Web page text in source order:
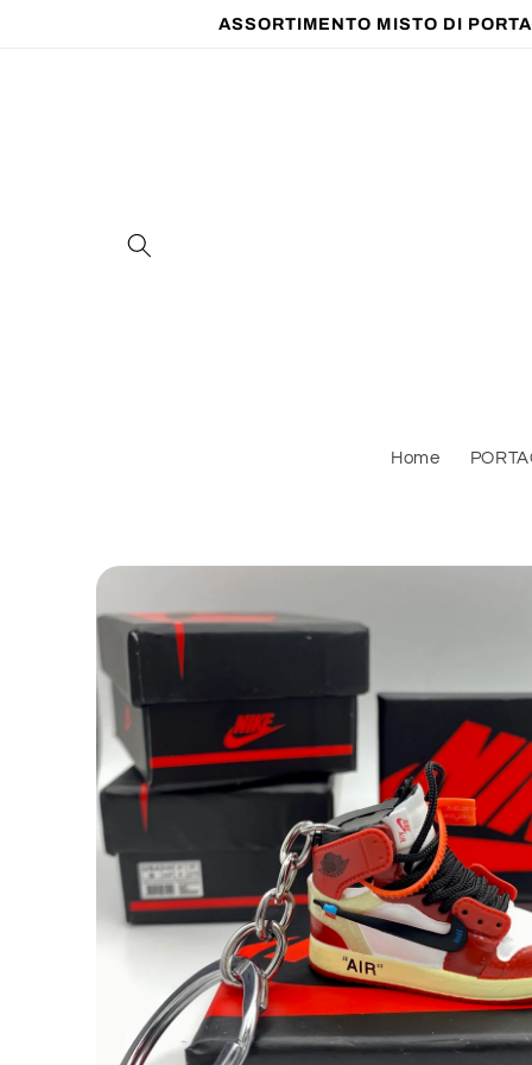
ASSORTIMENTO MISTO DI
Home
Passa alle
sul prodotto